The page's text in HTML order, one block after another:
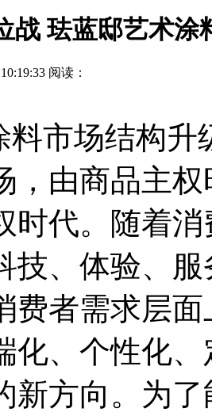
战 珐蓝邸艺术涂
阅读：
料市场结构
，由商品主
时代。随着
技、体验、
费者需求层
化、个性化
新方向。为